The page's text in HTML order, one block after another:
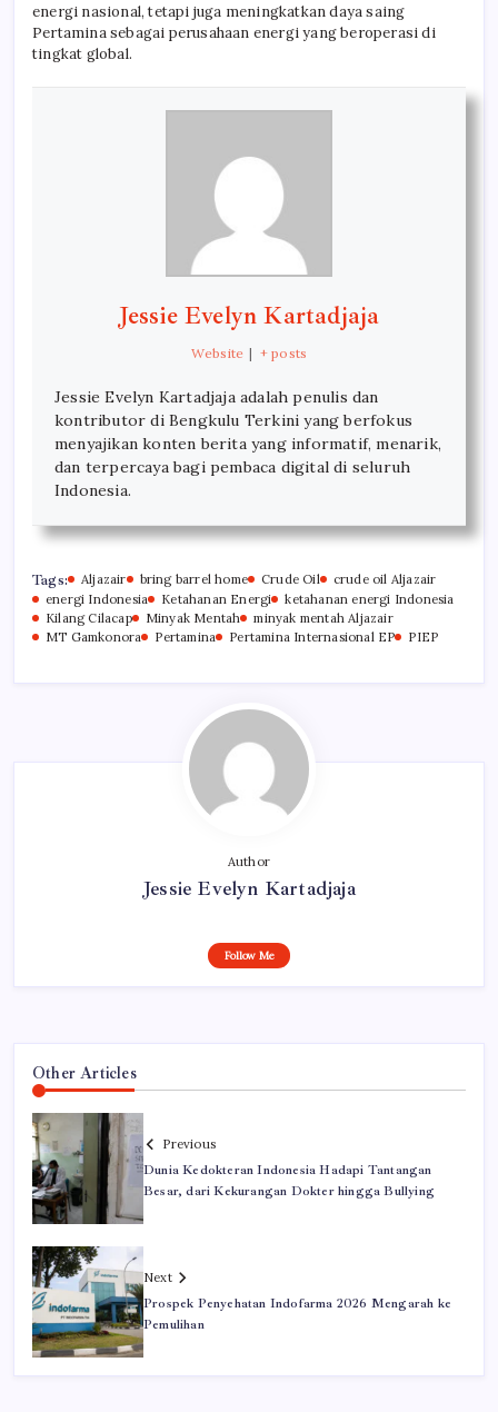
energi nasional, tetapi juga meningkatkan daya saing
Pertamina sebagai perusahaan energi yang beroperasi di
tingkat global.
Jessie Evelyn Kartadjaja
Website | + posts
Jessie Evelyn Kartadjaja adalah penulis dan
kontributor di Bengkulu Terkini yang berfokus
menyajikan konten berita yang informatif, menarik,
dan terpercaya bagi pembaca digital di seluruh
Indonesia.
Tags: Aljazair bring barrel home Crude Oil
crude oil Aljazair
energi Indonesia
Ketahanan Energi
ketahanan energi Indonesia
Kilang Cilacap
Minyak Mentah
minyak mentah Aljazair
MT Gamkonora
Pertamina Pertamina Internasional EP PIEP
Author
Jessie Evelyn Kartadjaja
Follow Me
Other Articles
Previous
Dunia Kedokteran Indonesia Hadapi Tantangan
Besar, dari Kekurangan Dokter hingga Bullying
Next
Prospek Penyehatan Indofarma 2026 Mengarah ke
Pemulihan